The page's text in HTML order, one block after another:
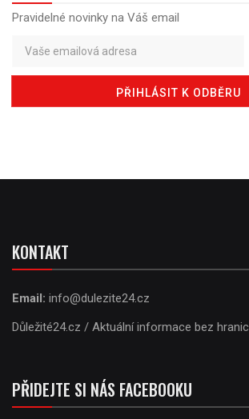
Pravidelné novinky na Váš email
KONTAKT
Email: info@dulezite24.cz
Důležité24.cz / Aktuální informace bez hranic
PŘIDEJTE SI NÁS FACEBOOKU